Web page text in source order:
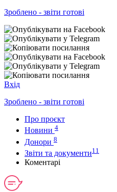
Зроблено - звіти готові
Вхід
Зроблено - звіти готові
Про проєкт
Новини 4
Донори 8
Звіти та документи11
Коментарі